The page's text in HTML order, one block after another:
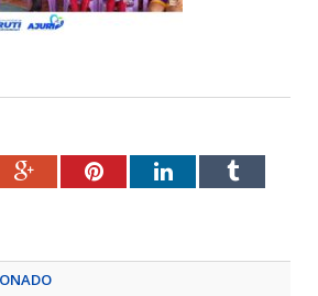
Google+PinterestLinkedInTumblr